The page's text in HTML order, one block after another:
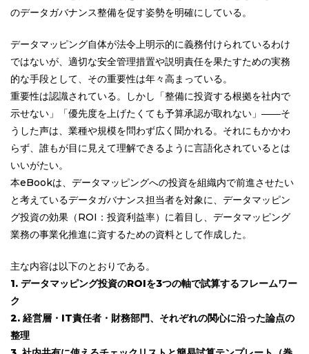
のデータガバナンス整備を促す姿勢を明確にしている。
データマッピング自体が法令上明示的に義務付けられているわけ
ではないが、適切な安全管理措置や説明責任を果たすための実務
的な手段として、その重要性は年々高まっている。
重要性は認識されている。しかし「整備に投資する根拠を社内で
示せない」「優先度を上げたくても予算承認が取れない」――そ
うした声は、業種や規模を問わず広く聞かれる。それにもかかわ
らず、誰もが目に見えて理解できるように言語化されているとは
いいがたい。
本eBookは、データマッピングへの投資を組織内で前進させたい
と考えているデータガバナンス担当者を対象に、データマッピン
グ投資の効果（ROI：投資利益率）に着目し、データマッピング
業務の事業化推進に資するための資料として作成した。
主な内容は以下のとおりである。
1. データマッピング投資のROIを3つの軸で試算するフレームワー
ク
2. 経営層・IT責任者・財務部門、それぞれの関心に沿った論点の
整理